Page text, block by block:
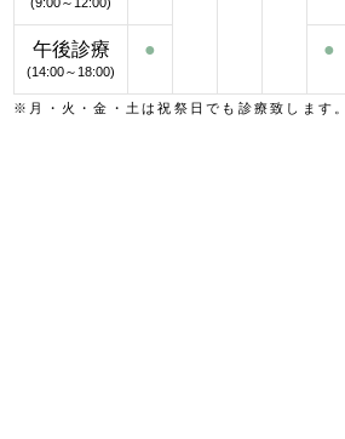
午後診療
(14:00～18:00)
● ●
※月・火・金・土は祝祭日でも診療致します。